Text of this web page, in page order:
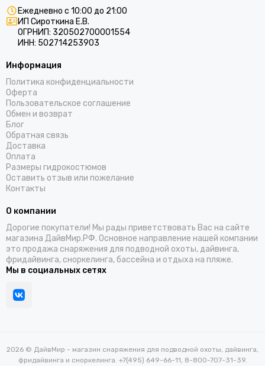
Ежедневно с 10:00 до 21:00
ИП Сироткина Е.В.
ОГРНИП: 320502700001554
ИНН: 502714253903
Информация
Политика конфиденциальности
Оферта
Пользовательское соглашение
Обмен и возврат
Блог
Обратная связь
Доставка
Оплата
Размеры гидрокостюмов
Оставить отзыв или пожелание
Контакты
О компании
Дорогие покупатели! Мы рады приветствовать Вас на сайте
магазина ДайвМир.РФ. Основное направление нашей компании
это продажа снаряжения для подводной охоты, дайвинга,
фридайвинга, сноркелинга, бассейна и отдыха на пляже.
Мы в социальных сетях
2026 © ДайвМир - магазин снаряжения для подводной охоты, дайвинга,
фридайвинга и сноркелинга. +7(495) 649-66-11, 8-800-707-31-39.